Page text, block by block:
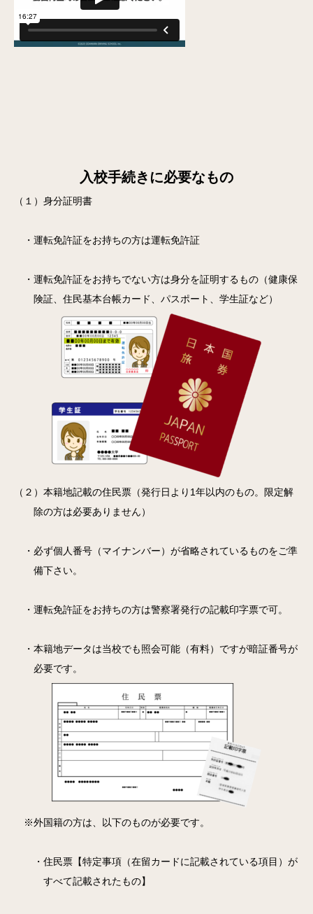
入校手続きに必要なもの
（１）身分証明書
・運転免許証をお持ちの方は運転免許証
・運転免許証をお持ちでない方は身分を証明するもの（健康保
険証、住民基本台帳カード、パスポート、学生証など）
（２）本籍地記載の住民票（発行日より1年以内のもの。限定解
除の方は必要ありません）
・必ず個人番号（マイナンバー）が省略されているものをご準
備下さい。
・運転免許証をお持ちの方は警察署発行の記載印字票で可。
・本籍地データは当校でも照会可能（有料）ですが暗証番号が
必要です。
※外国籍の方は、以下のものが必要です。
・住民票【特定事項（在留カードに記載されている項目）が
すべて記載されたもの】